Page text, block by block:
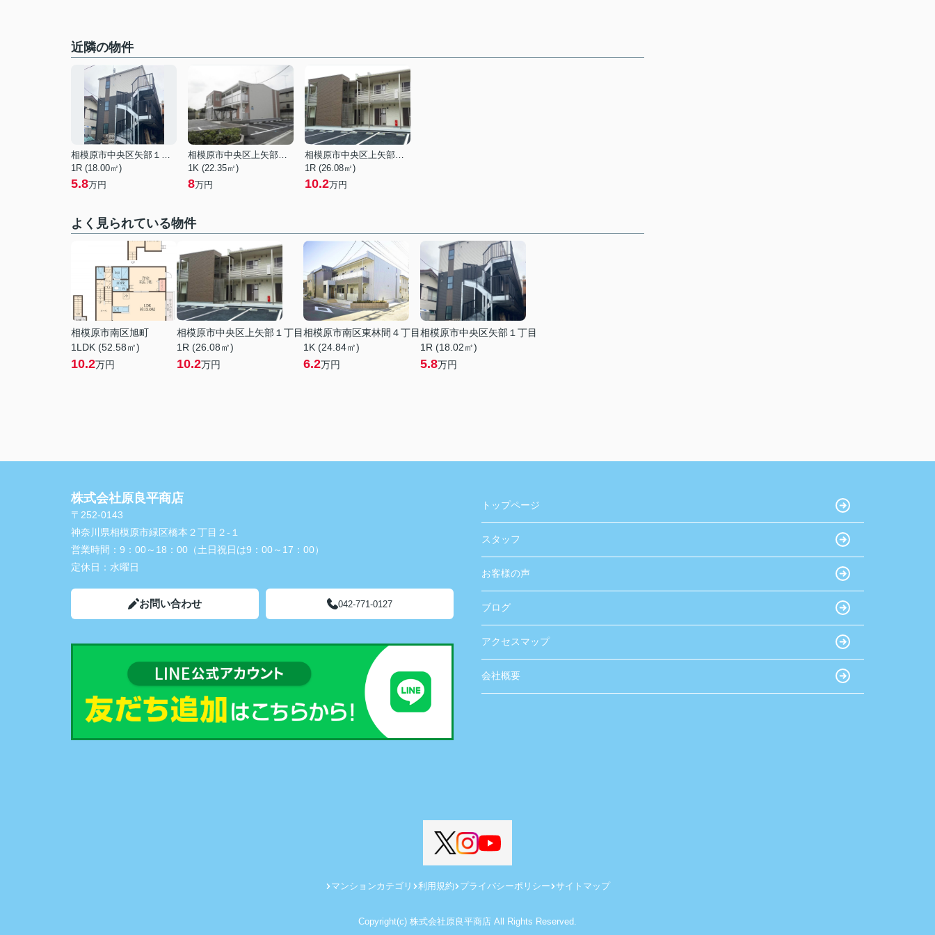
近隣の物件
相模原市中央区矢部１丁目
1R (18.00㎡)
5.8万円
相模原市中央区上矢部５丁目
1K (22.35㎡)
8万円
相模原市中央区上矢部１丁目
1R (26.08㎡)
10.2万円
よく見られている物件
相模原市南区旭町
1LDK (52.58㎡)
10.2万円
相模原市中央区上矢部１丁目
1R (26.08㎡)
10.2万円
相模原市南区東林間４丁目
1K (24.84㎡)
6.2万円
相模原市中央区矢部１丁目
1R (18.02㎡)
5.8万円
株式会社原良平商店
〒252-0143
神奈川県相模原市緑区橋本２丁目２-１
営業時間： 9：00～18：00（土日祝日は9：00～17：00）
定休日： 水曜日
お問い合わせ 042-771-0127
トップページ
スタッフ
お客様の声
ブログ
アクセスマップ
会社概要
マンションカテゴリ 利用規約 プライバシーポリシー サイトマップ
Copyright(c) 株式会社原良平商店 All Rights Reserved.